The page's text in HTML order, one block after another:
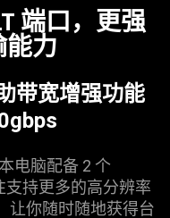
端口，更强
能力
带宽增强功能
电脑配备 2 个
持更多的高分辨率
让你随时随地获得台